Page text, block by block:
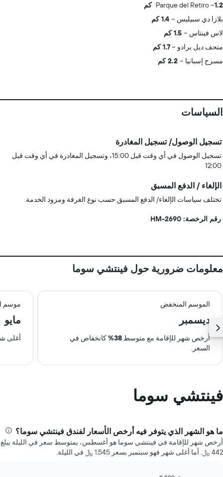
Parque del Retiro
1.2 كم
بلازا دي سبيليس
1.4 كم
لاس فينتاس
1.5 كم
متحف ديل برادو
1.7 كم
مسرح إسبانيا
2.2 كم
السياسات
تسجيل الوصول/ تسجيل المغادرة
تسجيل الوصول في أي وقت قبل 15:00، وتسجيل المغادرة في أي وقت قبل
12:00
الإلغاء / الدفع المسبق
تختلف سياسات الإلغاء/ الدفع المسبق حسب نوع الغرفة ومزود الخدمة.
رقم الرخصة: HM-2690
معلومات ضرورية حول فينتشي سوما
الموسم المنخفض موسم
ديسمبر مايو
أرخص شهر للإقامة مع متوسط 38%
كانخفاض في
السعر.
أغلى
فينتشي سوما
ما هو الشهر الذي يتوفر فيه أرخص الأسعار لفندق فينتشي سوما؟
أرخص شهر للإقامة في فينتشي سوما هو أغسطس، بمتوسط سعر في الليلة يبلغ
442 ﷼. أما أغلى شهر فهو سبتمبر بسعر 1,545 ﷼ في الليلة.